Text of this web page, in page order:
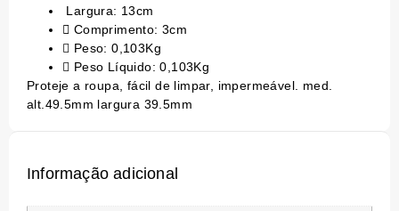
Largura: 13cm
Comprimento: 3cm
Peso: 0,103Kg
Peso Líquido: 0,103Kg
Proteje a roupa, fácil de limpar, impermeável. med.
alt.49.5mm largura 39.5mm
Informação adicional